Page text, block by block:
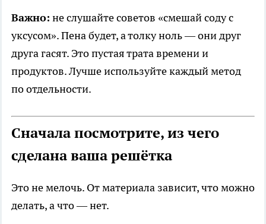
Важно: не слушайте советов «смешай соду с
уксусом». Пена будет, а толку ноль — они друг
друга гасят. Это пустая трата времени и
продуктов. Лучше используйте каждый метод
по отдельности.
Сначала посмотрите, из чего
сделана ваша решётка
Это не мелочь. От материала зависит, что можно
делать, а что — нет.